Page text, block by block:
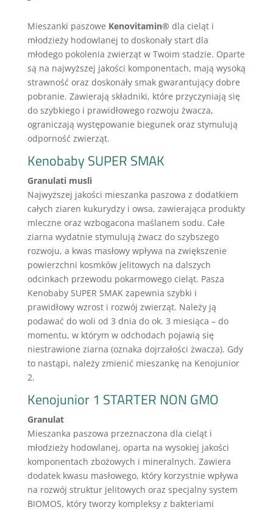
Mieszanki paszowe Kenovitamin® dla cieląt i
młodzieży hodowlanej to doskonały start dla
młodego pokolenia zwierząt w Twoim stadzie. Oparte
są na najwyższej jakości komponentach, mają wysoką
strawność oraz doskonały smak gwarantujący dobre
pobranie. Zawierają składniki, które przyczyniają się
do szybkiego i prawidłowego rozwoju żwacza,
ograniczają występowanie biegunek oraz stymulują
odporność zwierząt.
Kenobaby SUPER SMAK
Granulati musli
Najwyższej jakości mieszanka paszowa z dodatkiem
całych ziaren kukurydzy i owsa, zawierająca produkty
mleczne oraz wzbogacona maślanem sodu. Całe
ziarna wydatnie stymulują żwacz do szybszego
rozwoju, a kwas masłowy wpływa na zwiększenie
powierzchni kosmków jelitowych na dalszych
odcinkach przewodu pokarmowego cieląt. Pasza
Kenobaby SUPER SMAK zapewnia szybki i
prawidłowy wzrost i rozwój zwierząt. Należy ją
podawać do woli od 3 dnia do ok. 3 miesiąca – do
momentu, w którym w odchodach pojawią się
niestrawione ziarna (oznaka dojrzałości żwacza). Gdy
to nastąpi, należy zmienić mieszankę na Kenojunior
2.
Kenojunior 1 STARTER NON GMO
Granulat
Mieszanka paszowa przeznaczona dla cieląt i
młodzieży hodowlanej, oparta na wysokiej jakości
komponentach zbożowych i mineralnych. Zawiera
dodatek kwasu masłowego, który korzystnie wpływa
na rozwój struktur jelitowych oraz specjalny system
BIOMOS, który tworzy kompleksy z bakteriami